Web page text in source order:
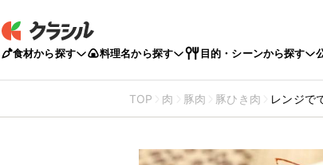
食材から探す 料理名から探す 目的・シーンから探す
TOP 肉 豚肉 豚ひき肉 レンジで